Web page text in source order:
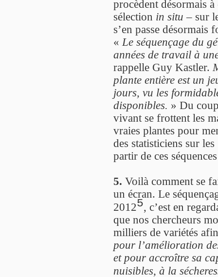
procèdent désormais
sélection in situ – sur
s’en passe
« Le séquençage du
années de travail à
rappelle Guy Kastler.
plante entière est un
jours, vu les
disponibles. » Du
vivant se frottent les
vraies plantes pour
des statisticiens sur
partir de ces
5. Voilà comment se
un écran. Le
20125, c’est en
que nos chercheurs
milliers de variétés
pour l’amélioration
et pour accroître sa
nuisibles, à la